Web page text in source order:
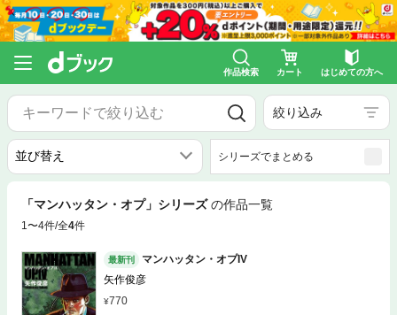
作品検索 カート はじめての方へ
絞り込み
シリーズでまとめる
「マンハッタン・オプ」シリーズ の作品一覧
1〜4件/全4件
最新刊
マンハッタン・オプIV
矢作俊彦
770